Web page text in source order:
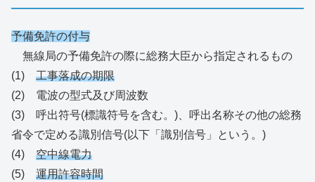
予備免許の付与
無線局の予備免許の際に総務大臣から指定されるもの
(1) 工事落成の期限
(2) 電波の型式及び周波数
(3) 呼出符号(標識符号を含む。)、呼出名称その他の総務
省令で定める識別信号(以下「識別信号」という。)
(4) 空中線電力
(5) 運用許容時間